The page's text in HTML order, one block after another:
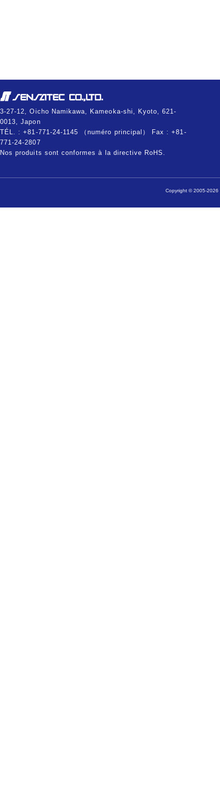
3-27-12, Oicho Namikawa, Kameoka-shi, Kyoto, 621-
0013, Japon
TÉL. : +81-771-24-1145 （numéro principal） Fax : +81-
771-24-2807
Nos produits sont conformes à la directive RoHS.
Copyright © 2005-2026